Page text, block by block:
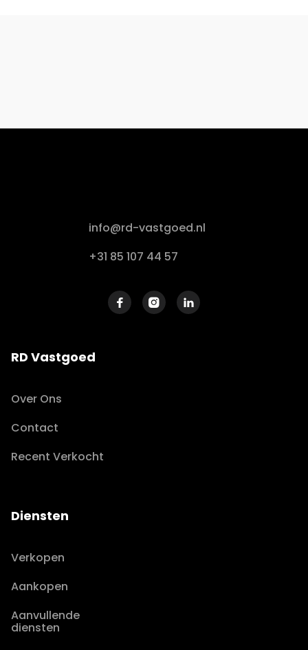
info@rd-vastgoed.nl
+31 85 107 44 57
  
RD Vastgoed
Over Ons
Contact
Recent Verkocht
Diensten
Verkopen
Aankopen
Aanvullende
diensten